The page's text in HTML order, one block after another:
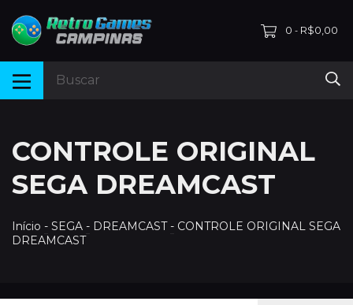
0 - R$0,00
CONTROLE ORIGINAL
SEGA DREAMCAST
Início - SEGA - DREAMCAST - CONTROLE ORIGINAL SEGA
DREAMCAST